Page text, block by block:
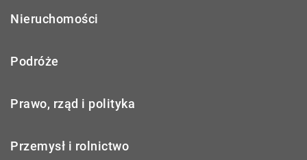
Nieruchomości
Podróże
Prawo, rząd i polityka
Przemysł i rolnictwo